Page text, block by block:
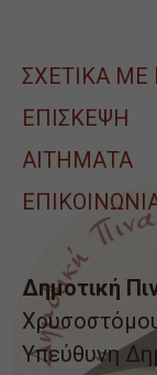
ΣΧΕΤΙΚΑ ΜΕ
ΕΠΙΣΚΕΨΗ
ΑΙΤΉΜΑΤΑ
Δημοτική
Υπεύθυνη